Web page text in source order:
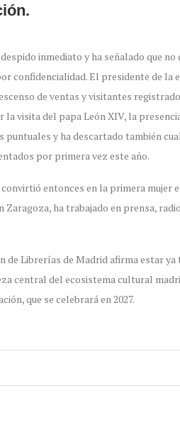
inmediato y ha señalado que
confidencialidad. El presidente de la
de ventas y visitantes
visita del papa León XIV, la
y ha descartado también
por primera vez este año.
entonces en la primera mujer
ha trabajado en prensa,
de Librerías de Madrid afirma estar ya
central del ecosistema cultural
que se celebrará en 2027.